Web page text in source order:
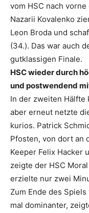
vom HSC nach
Nazarii Kovalenko
Leon Broda und
(34.). Das war auch
gutklassigen Finale.
HSC wieder durch
und postwendend
In der zweiten Hälfte
aber erneut netzte
kurios. Patrick
Pfosten, von dort an
Keeper Felix Hacker
zeigte der HSC
erzielte nur zwei
Zum Ende des
mal dominanter,